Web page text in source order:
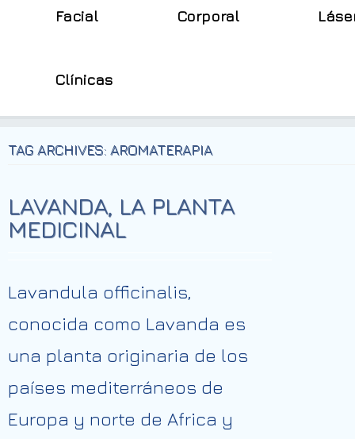
Facial Corporal
Clínicas
TAG ARCHIVES: AROMATERAPIA
LAVANDA, LA PLANTA
MEDICINAL
Lavandula officinalis,
conocida como Lavanda es
una planta originaria de los
países mediterráneos de
Europa y norte de Africa y